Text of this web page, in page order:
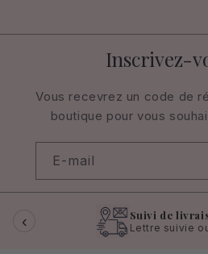
Inscrivez-
Vous recevrez un code de
boutique pour vous
E-mail
‹ Suivi de
Lettre suivie